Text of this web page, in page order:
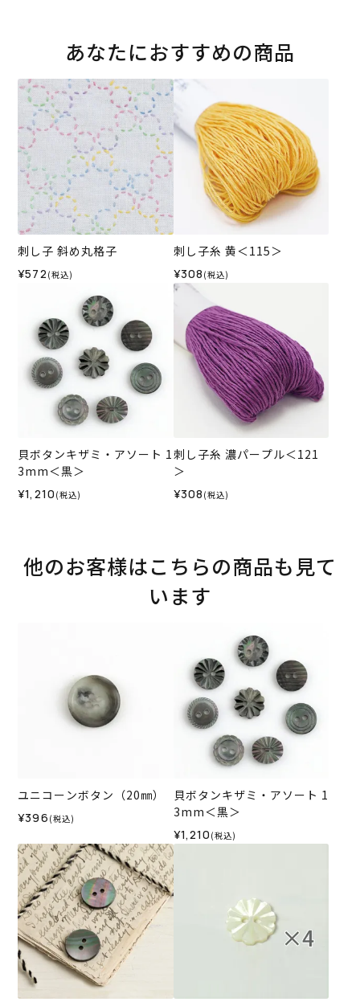
あなたにおすすめの商品
刺し子 斜め丸格子
¥572 (税込)
刺し子糸 黄＜115＞
¥308 (税込)
貝ボタンキザミ・アソート 1
3mm＜黒＞
¥1,210 (税込)
刺し子糸 濃パープル＜121
＞
¥308 (税込)
他のお客様はこちらの商品も見て
います
ユニコーンボタン（20㎜）
¥396 (税込)
貝ボタンキザミ・アソート 1
3mm＜黒＞
¥1,210 (税込)